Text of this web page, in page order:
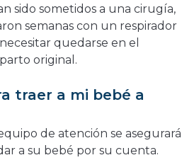
sido sometidos a una cirugía,
semanas con un respirador
quedarse en el
original.
traer a mi bebé a
de atención se asegurará
a su bebé por su cuenta.